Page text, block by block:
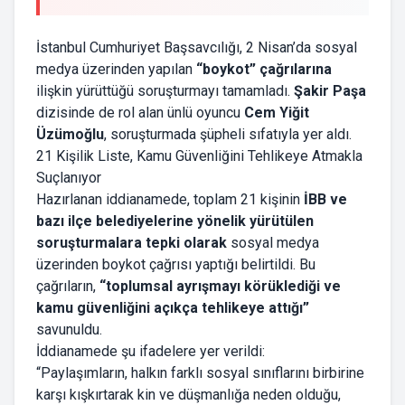
İstanbul Cumhuriyet Başsavcılığı, 2 Nisan’da sosyal
medya üzerinden yapılan “boykot” çağrılarına
ilişkin yürüttüğü soruşturmayı tamamladı. Şakir Paşa
dizisinde de rol alan ünlü oyuncu Cem Yiğit
Üzümoğlu, soruşturmada şüpheli sıfatıyla yer aldı.
21 Kişilik Liste, Kamu Güvenliğini Tehlikeye Atmakla
Suçlanıyor
Hazırlanan iddianamede, toplam 21 kişinin İBB ve
bazı ilçe belediyelerine yönelik yürütülen
soruşturmalara tepki olarak sosyal medya
üzerinden boykot çağrısı yaptığı belirtildi. Bu
çağrıların, “toplumsal ayrışmayı körüklediği ve
kamu güvenliğini açıkça tehlikeye attığı”
savunuldu.
İddianamede şu ifadelere yer verildi:
“Paylaşımların, halkın farklı sosyal sınıflarını birbirine
karşı kışkırtarak kin ve düşmanlığa neden olduğu,